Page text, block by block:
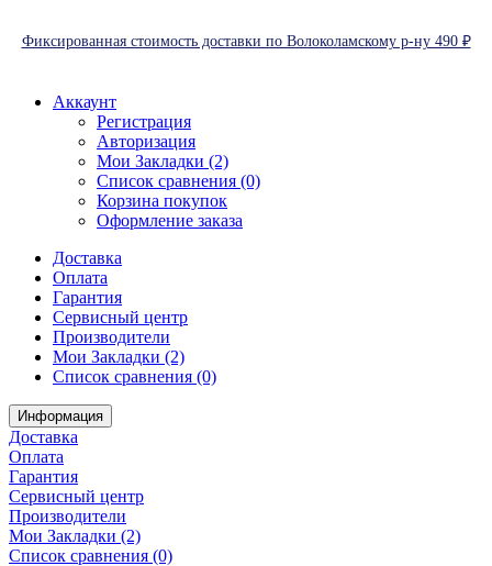
Фиксированная стоимость доставки по Волоколамскому р-ну 490 ₽
Аккаунт
Регистрация
Авторизация
Мои Закладки (2)
Список сравнения (0)
Корзина покупок
Оформление заказа
Доставка
Оплата
Гарантия
Сервисный центр
Производители
Мои Закладки (2)
Список сравнения (0)
Информация
Доставка
Оплата
Гарантия
Сервисный центр
Производители
Мои Закладки (2)
Список сравнения (0)